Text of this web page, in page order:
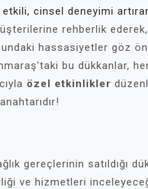
etkili, cinsel deneyimi
rehberlik
hassasiyetler göz
bu dükkanlar,
özel etkinlikler
gereçlerinin satıldığı
ve hizmetleri